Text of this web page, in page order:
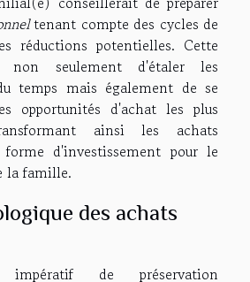
tenant compte des cycles de
réductions potentielles. Cette
non seulement d'étaler les
temps mais également de se
opportunités d'achat les plus
ainsi les achats
d'investissement pour le
la famille.
des achats
de préservation